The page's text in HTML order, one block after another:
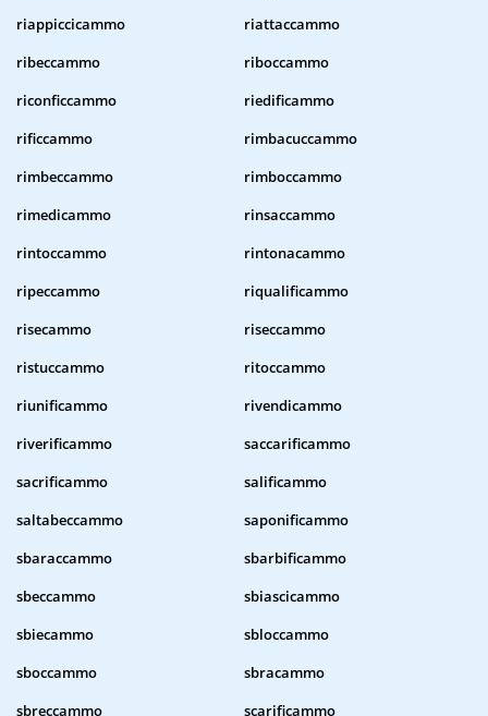
riappiccicammo
riattaccammo
ribeccammo
riboccammo
riconficcammo
riedificammo
rificcammo
rimbacuccammo
rimbeccammo
rimboccammo
rimedicammo
rinsaccammo
rintoccammo
rintonacammo
ripeccammo
riqualificammo
risecammo
riseccammo
ristuccammo
ritoccammo
riunificammo
rivendicammo
riverificammo
saccarificammo
sacrificammo
salificammo
saltabeccammo
saponificammo
sbaraccammo
sbarbificammo
sbeccammo
sbiascicammo
sbiecammo
sbloccammo
sboccammo
sbracammo
sbreccammo
scarificammo